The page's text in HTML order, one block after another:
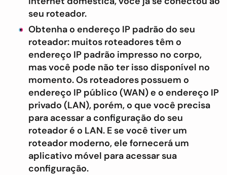
seu roteador.
Obtenha o endereço IP padrão do seu
roteador: muitos roteadores têm o
endereço IP padrão impresso no corpo,
mas você pode não ter isso disponível no
momento. Os roteadores possuem o
endereço IP público (WAN) e o endereço IP
privado (LAN), porém, o que você precisa
para acessar a configuração do seu
roteador é o LAN. E se você tiver um
roteador moderno, ele fornecerá um
aplicativo móvel para acessar sua
configuração.